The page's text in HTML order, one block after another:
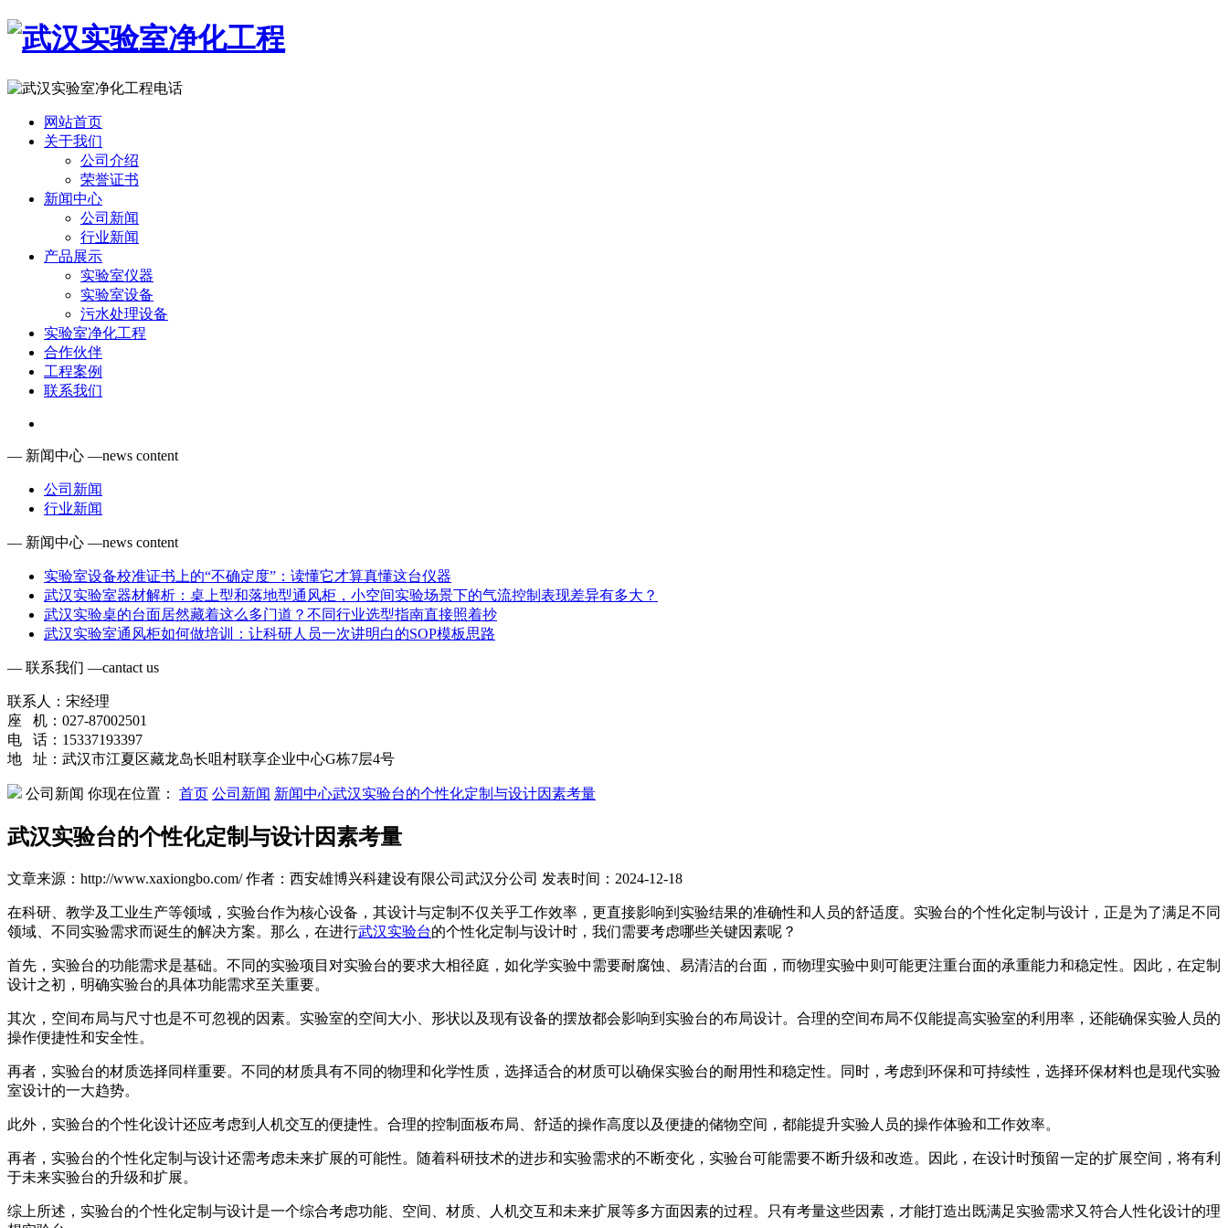
网站首页
关于我们
公司介绍
荣誉证书
新闻中心
公司新闻
行业新闻
产品展示
实验室仪器
实验室设备
污水处理设备
实验室净化工程
合作伙伴
工程案例
联系我们
— 新闻中心 —news content
公司新闻
行业新闻
— 新闻中心 —news content
实验室设备校准证书上的“不确定度”：读懂它才算真懂这台仪器
武汉实验室器材解析：桌上型和落地型通风柜，小空间实验场景下的气流控制表现差异有多大？
武汉实验桌的台面居然藏着这么多门道？不同行业选型指南直接照着抄
武汉实验室通风柜如何做培训：让科研人员一次讲明白的SOP模板思路
— 联系我们 —cantact us
联系人：宋经理
座 机：027-87002501
电 话：15337193397
地 址：武汉市江夏区藏龙岛长咀村联享企业中心G栋7层4号
公司新闻 你现在位置： 首页 公司新闻 新闻中心武汉实验台的个性化定制与设计因素考量
武汉实验台的个性化定制与设计因素考量
文章来源：http://www.xaxiongbo.com/ 作者：西安雄博兴科建设有限公司武汉分公司 发表时间：2024-12-18
在科研、教学及工业生产等领域，实验台作为核心设备，其设计与定制不仅关乎工作效率，更直接影响到实验结果的准确性和人员的舒适度。实验台的个性化定制与设计，正是为了满足不同
领域、不同实验需求而诞生的解决方案。那么，在进行武汉实验台的个性化定制与设计时，我们需要考虑哪些关键因素呢？
首先，实验台的功能需求是基础。不同的实验项目对实验台的要求大相径庭，如化学实验中需要耐腐蚀、易清洁的台面，而物理实验中则可能更注重台面的承重能力和稳定性。因此，在定制
设计之初，明确实验台的具体功能需求至关重要。
其次，空间布局与尺寸也是不可忽视的因素。实验室的空间大小、形状以及现有设备的摆放都会影响到实验台的布局设计。合理的空间布局不仅能提高实验室的利用率，还能确保实验人员的
操作便捷性和安全性。
再者，实验台的材质选择同样重要。不同的材质具有不同的物理和化学性质，选择适合的材质可以确保实验台的耐用性和稳定性。同时，考虑到环保和可持续性，选择环保材料也是现代实验
室设计的一大趋势。
此外，实验台的个性化设计还应考虑到人机交互的便捷性。合理的控制面板布局、舒适的操作高度以及便捷的储物空间，都能提升实验人员的操作体验和工作效率。
再者，实验台的个性化定制与设计还需考虑未来扩展的可能性。随着科研技术的进步和实验需求的不断变化，实验台可能需要不断升级和改造。因此，在设计时预留一定的扩展空间，将有利
于未来实验台的升级和扩展。
综上所述，实验台的个性化定制与设计是一个综合考虑功能、空间、材质、人机交互和未来扩展等多方面因素的过程。只有考量这些因素，才能打造出既满足实验需求又符合人性化设计的理